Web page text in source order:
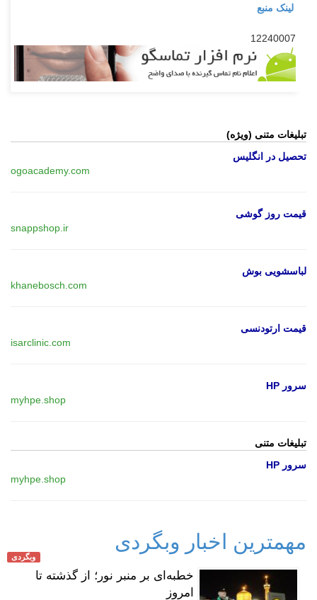
لینک منبع
12240007
تبلیغات متنی (ویژه)
تحصیل در انگلیس
ogoacademy.com
قیمت روز گوشی
snappshop.ir
لباسشویی بوش
khanebosch.com
قیمت ارتودنسی
isarclinic.com
سرور HP
myhpe.shop
تبلیغات متنی
سرور HP
myhpe.shop
مهمترین اخبار وبگردی
وبگردی
خطبه‌ای بر منبر نور؛ از گذشته تا
امروز